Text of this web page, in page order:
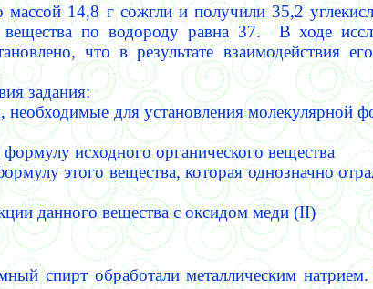
массой 14,8 г сожгли и получили 35,2
вещества по водороду равна 37.В ходе
что в результате взаимодействия
задания:
необходимые для установления молекулярной
исходного органического вещества
этого вещества, которая однозначно
данного вещества с оксидом меди (II)
спирт обработали металлическим натрием.